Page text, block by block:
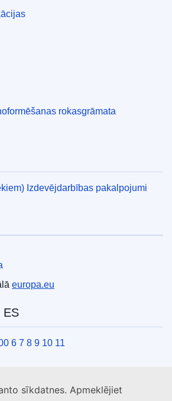
sīkdatnes. Apmeklējiet
rokasgrāmata
Izdevējdarbības pakalpojumi
europa.eu
ES
6 7 8 9 10 11